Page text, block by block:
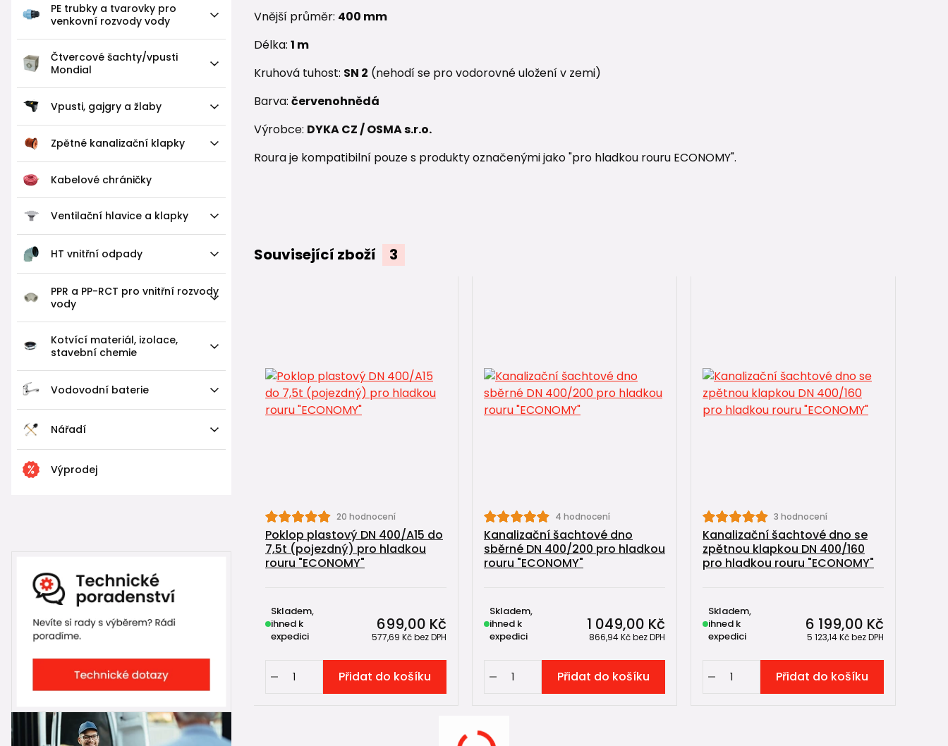
PE trubky a tvarovky pro
venkovní rozvody vody
Čtvercové šachty/vpusti
Mondial
Vpusti, gajgry a žlaby
Zpětné kanalizační klapky
Kabelové chráničky
Ventilační hlavice a klapky
HT vnitřní odpady
PPR a PP-RCT pro vnitřní rozvody
vody
Kotvící materiál, izolace,
stavební chemie
Vodovodní baterie
Nářadí
Výprodej
Vnější průměr: 400 mm
Délka: 1 m
Kruhová tuhost: SN 2 (nehodí se pro vodorovné uložení v zemi)
Barva: červenohnědá
Výrobce: DYKA CZ / OSMA s.r.o.
Roura je kompatibilní pouze s produkty označenými jako "pro hladkou rouru ECONOMY".
Související zboží 3
20 hodnocení
Poklop plastový DN 400/A15 do
7,5t (pojezdný) pro hladkou
rouru "ECONOMY"
699,00 Kč
577,69 Kčbez DPH
Skladem,
ihned k
expedici
Přidat do košíku
4 hodnocení
Kanalizační šachtové dno
sběrné DN 400/200 pro hladkou
rouru "ECONOMY"
1 049,00 Kč
866,94 Kčbez DPH
Skladem,
ihned k
expedici
Přidat do košíku
3 hodnocení
Kanalizační šachtové dno se
zpětnou klapkou DN 400/160
pro hladkou rouru "ECONOMY"
6 199,00 Kč
5 123,14 Kčbez DPH
Skladem,
ihned k
expedici
Přidat do košíku